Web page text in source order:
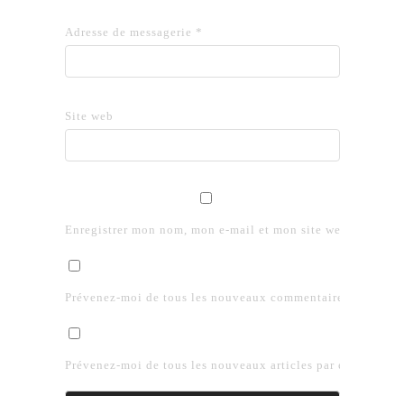
Adresse de messagerie *
Site web
Enregistrer mon nom, mon e-mail et mon site web dans le
Prévenez-moi de tous les nouveaux commentaires par e-
Prévenez-moi de tous les nouveaux articles par e-mail.